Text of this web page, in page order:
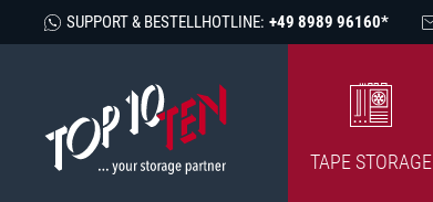
SUPPORT & BESTELLHOTLINE: +49 8989 96160*
TAPE STORAGE